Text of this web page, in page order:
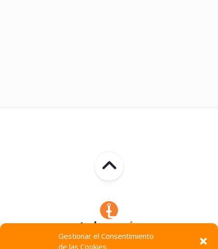
Gestionar el Consentimiento
de las Cookies